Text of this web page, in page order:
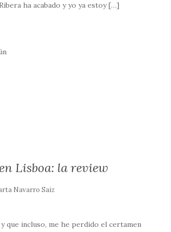
ha acabado y yo ya estoy […]
Lisboa: la review
Navarro Saiz
que incluso, me he perdido el certamen